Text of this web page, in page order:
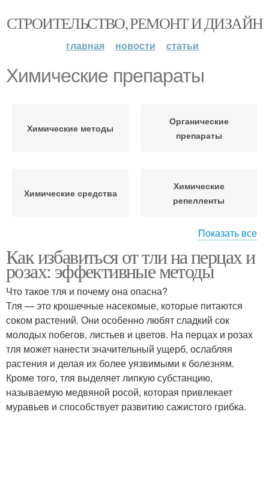
СТРОИТЕЛЬСТВО, РЕМОНТ И ДИЗАЙН
главная новости статьи
Химические препараты
Химические методы
Органические
препараты
Химические средства
Химические
репелленты
Препараты для
обработки
Препараты для борьбы
Биологические
препараты
Препараты в последние
годы
Препараты в сельском
хозяйстве
Системные препараты
Показать все
Как избавиться от тли на перцах и
розах: эффективные методы
Что такое тля и почему она опасна?
Тля — это крошечные насекомые, которые питаются
соком растений. Они особенно любят сладкий сок
молодых побегов, листьев и цветов. На перцах и розах
тля может нанести значительный ущерб, ослабляя
растения и делая их более уязвимыми к болезням.
Кроме того, тля выделяет липкую субстанцию,
называемую медвяной росой, которая привлекает
муравьев и способствует развитию сажистого грибка.